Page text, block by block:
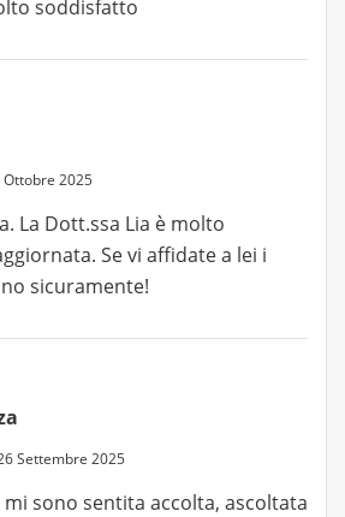
soddisfatto
Ottobre 2025
La Dott.ssa Lia è molto
Se vi affidate a lei i
sicuramente!
Settembre 2025
sono sentita accolta, ascoltata